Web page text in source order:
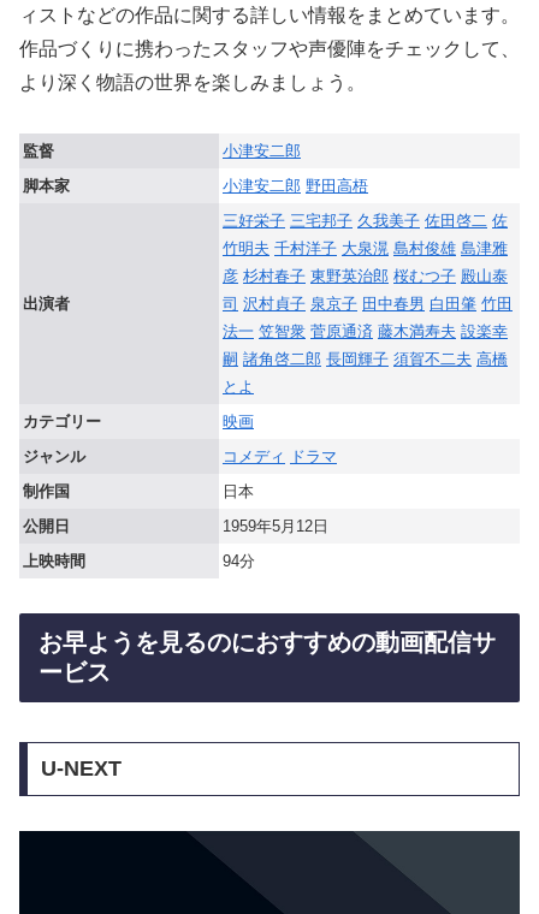
ィストなどの作品に関する詳しい情報をまとめています。
作品づくりに携わったスタッフや声優陣をチェックして、
より深く物語の世界を楽しみましょう。
監督
小津安二郎
脚本家
小津安二郎 野田高梧
出演者
三好栄子 三宅邦子 久我美子 佐田啓二 佐
竹明夫 千村洋子 大泉滉 島村俊雄 島津雅
彦 杉村春子 東野英治郎 桜むつ子 殿山泰
司 沢村貞子 泉京子 田中春男 白田肇 竹田
法一 笠智衆 菅原通済 藤木満寿夫 設楽幸
嗣 諸角啓二郎 長岡輝子 須賀不二夫 高橋
とよ
カテゴリー
映画
ジャンル
コメディ
ドラマ
制作国
日本
公開日
1959年5月12日
上映時間
94分
お早ようを見るのにおすすめの動画配信サ
ービス
U-NEXT